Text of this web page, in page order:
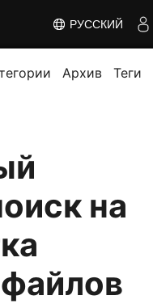
РУССКИЙ
Архив Теги
на